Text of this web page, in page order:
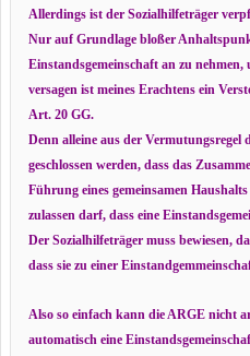
Allerdings ist der Sozialhilfeträger
Nur auf Grundlage bloßer
Einstandsgemeinschaft an zu
versagen ist meines Erachtens ein
Art. 20 GG.
Denn alleine aus der Vermutungsregel
geschlossen werden, dass das
Führung eines gemeinsamen
zulassen darf, dass eine
Der Sozialhilfeträger muss bewiesen,
dass sie zu einer
Also so einfach kann die ARGE nicht
automatisch eine